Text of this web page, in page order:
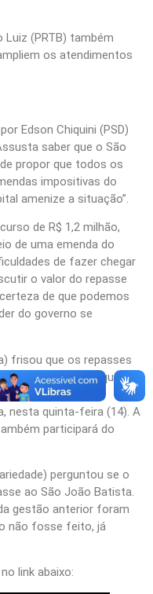
Luiz (PRTB) também
os atendimentos
Edson Chiquini (PSD)
saber que o São
propor que todos os
impositivas do
amenize a situação”.
de R$ 1,2 milhão,
de uma emenda do
de fazer chegar
o valor do repasse
de que podemos
do governo se
frisou que os repasses
também disse que a
com os
nesta quinta-feira (14). A
participará do
perguntou se o
ao São João Batista.
gestão anterior foram
não fosse feito, já
link abaixo: